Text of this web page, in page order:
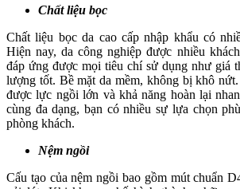
Chất liệu bọc
Chất liệu bọc da cao cấp nhập khẩu có
Hiện nay, da công nghiệp được nhiều
đáp ứng được mọi tiêu chí sử dụng như giá
lượng tốt. Bề mặt da mềm, không bị khô
được lực ngồi lớn và khả năng hoàn lại
cùng đa dạng, bạn có nhiều sự lựa chọn
phòng khách.
Nệm ngồi
Cấu tạo của nệm ngồi bao gồm mút chuẩn